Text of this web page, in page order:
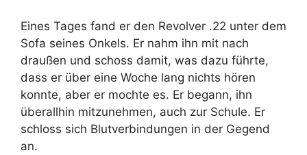
Eines Tages fand er den Revolver .22 unter dem
Sofa seines Onkels. Er nahm ihn mit nach
draußen und schoss damit, was dazu führte,
dass er über eine Woche lang nichts hören
konnte, aber er mochte es. Er begann, ihn
überallhin mitzunehmen, auch zur Schule. Er
schloss sich Blutverbindungen in der Gegend
an.